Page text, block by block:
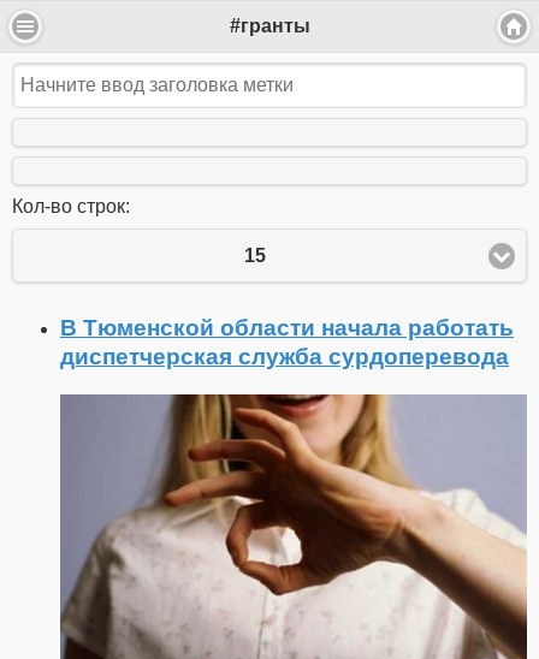
#гранты
Кол-во строк:
15
В Тюменской области начала работать
диспетчерская служба сурдоперевода